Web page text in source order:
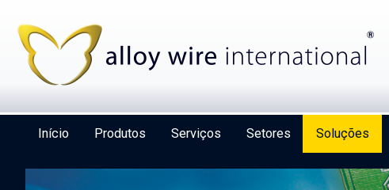
Início Produtos Serviços Setores Soluções